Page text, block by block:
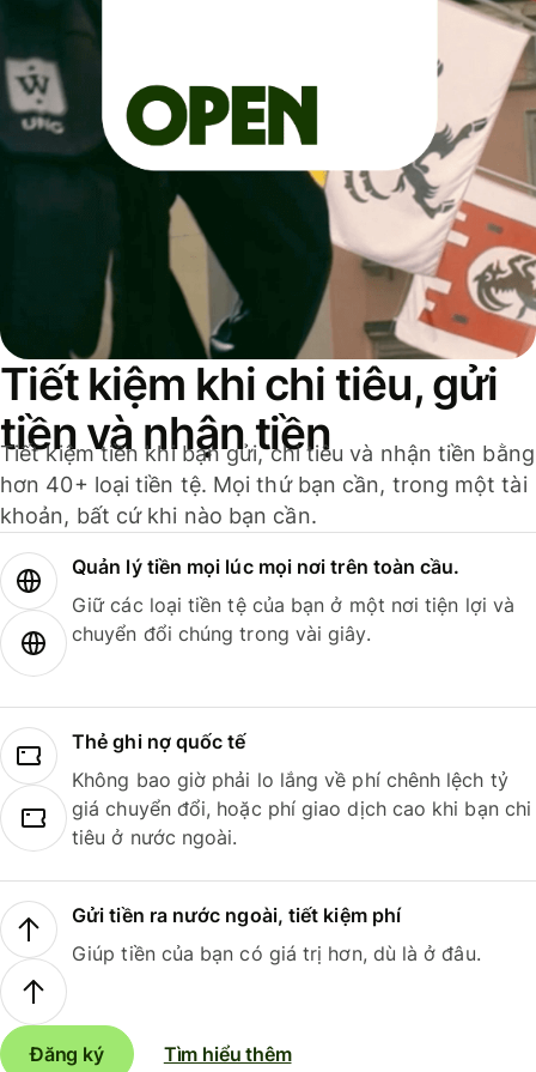
Tiết kiệm khi chi tiêu, gửi
tiền và nhận tiền
Tiết kiệm tiền khi bạn gửi, chi tiêu và nhận tiền bằng
hơn 40+ loại tiền tệ. Mọi thứ bạn cần, trong một tài
khoản, bất cứ khi nào bạn cần.
Quản lý tiền mọi lúc mọi nơi trên toàn cầu.
Giữ các loại tiền tệ của bạn ở một nơi tiện lợi và
chuyển đổi chúng trong vài giây.
Thẻ ghi nợ quốc tế
Không bao giờ phải lo lắng về phí chênh lệch tỷ
giá chuyển đổi, hoặc phí giao dịch cao khi bạn chi
tiêu ở nước ngoài.
Gửi tiền ra nước ngoài, tiết kiệm phí
Giúp tiền của bạn có giá trị hơn, dù là ở đâu.
Đăng ký Tìm hiểu thêm